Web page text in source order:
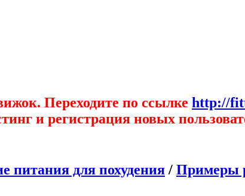
Переходите по ссылке http://
и регистрация новых
питания для похудения / Примеры